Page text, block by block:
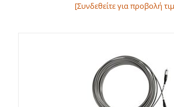
[Συνδεθείτε για προβολή